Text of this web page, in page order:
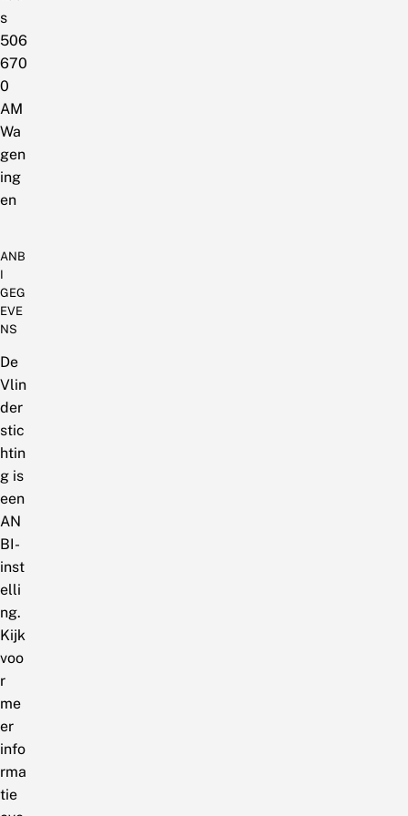
s
506
670
0
AM
Wa
gen
ing
en
ANB
I
GEG
EVE
NS
De
Vlin
der
stic
htin
g is
een
AN
BI-
inst
elli
ng.
Kijk
voo
r
me
er
info
rma
tie